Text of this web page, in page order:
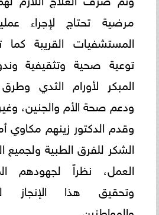
مرضية تحتاج لإجراء
المستشفيات القريبة
توعية صحية وتثقيفية
المبكر لأورام الثدي
ودعم صحة الأم والجنين،
وقدم الدكتور زينهم مكاوي
الشكر للفرق الطبية
العمل، نظراً لجهودهم
وتحقيق هذا الإنجاز
والمواطنين.